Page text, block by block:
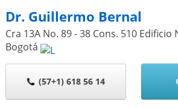
Dr. Guillermo Bernal
Cra 13A No. 89 - 38 Cons. 510
Bogotá
(57+1) 618 56 14